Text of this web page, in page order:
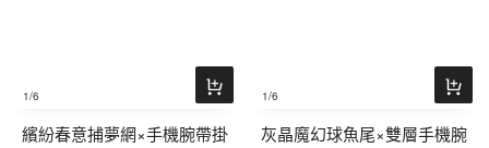
1/6
繽紛春意捕夢網×手機腕帶掛
1/6
灰晶魔幻球魚尾×雙層手機腕